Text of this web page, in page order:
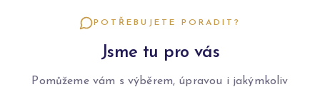
POTŘEBUJETE PORADIT?
Jsme tu pro vás
Pomůžeme vám s výběrem, úpravou i jakýmkoliv